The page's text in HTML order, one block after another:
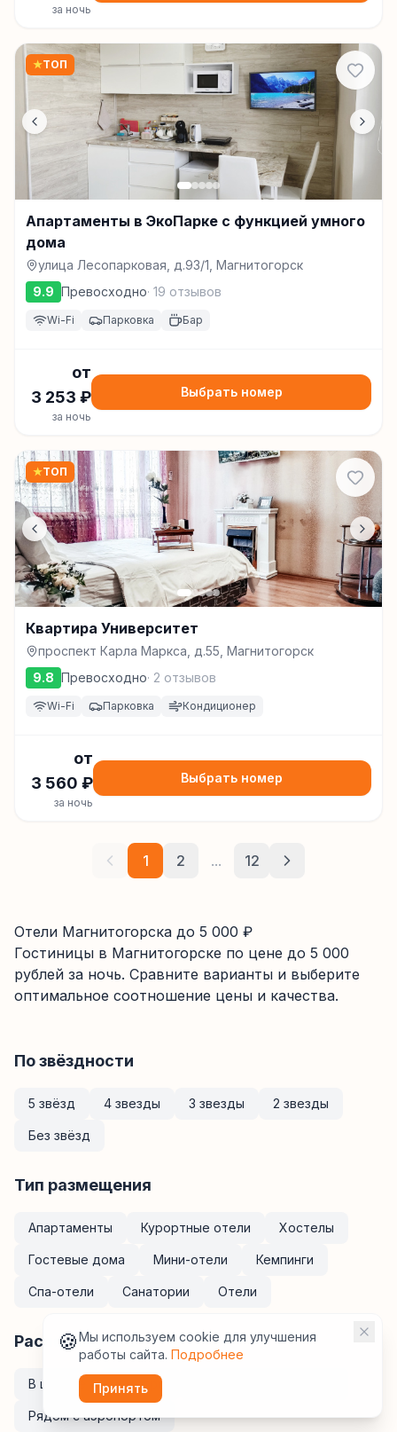
за ночь
★ТОП
Апартаменты в ЭкоПарке с функцией умного
дома
улица Лесопарковая, д.93/1, Магнитогорск
9.9 Превосходно· 19 отзывов
Wi-Fi Парковка Бар
от
3 253 ₽
за ночь
Выбрать номер
★ТОП
Квартира Университет
проспект Карла Маркса, д.55, Магнитогорск
9.8 Превосходно· 2 отзывов
Wi-Fi Парковка Кондиционер
от
3 560 ₽
за ночь
Выбрать номер
1 2 ... 12
Отели Магнитогорска до 5 000 ₽
Гостиницы в Магнитогорске по цене до 5 000
рублей за ночь. Сравните варианты и выберите
оптимальное соотношение цены и качества.
По звёздности
5 звёзд 4 звезды 3 звезды 2 звезды
Без звёзд
Тип размещения
Апартаменты Курортные отели Хостелы
Гостевые дома Мини-отели Кемпинги
Спа-отели Санатории Отели
Расположение
В центре У метро
Рядом с аэропортом
🍪Мы используем cookie для улучшения
работы сайта. Подробнее
Принять